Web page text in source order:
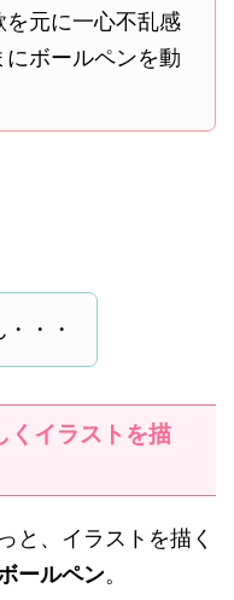
を元に一心不乱感
ボールペンを動
・・
くイラストを描
と、イラストを描く
ールペン。